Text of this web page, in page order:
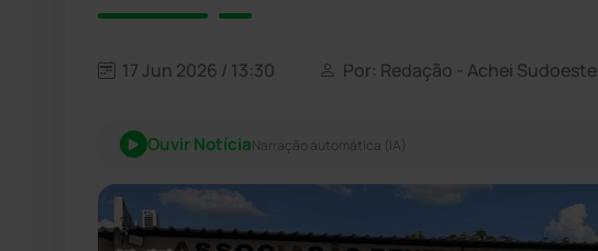
17 Jun 2026 / 13:30 Por: Redação - Achei Sudoeste
Ouvir NotíciaNarração automática (IA)